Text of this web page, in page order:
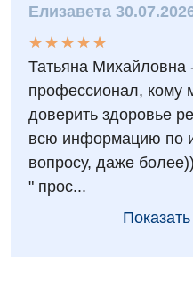
Андрология
Бесплатные услуги
Вакцинация
Гастроэнтерология
Дерматовенерология
Елизавета
★
★
★
★
★
★ ★ ★ ★ ★
Татьяна Михайловна
профессионал, кому
доверить здоровье
всю информацию по
вопросу, даже
" прос...